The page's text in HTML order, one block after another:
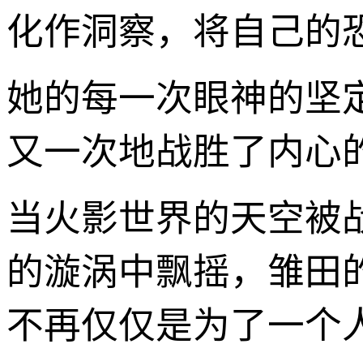
化作洞察，将自己的
她的每一次眼神的坚
又一次地战胜了内心
当火影世界的天空被
的漩涡中飘摇，雏田
不再仅仅是为了一个